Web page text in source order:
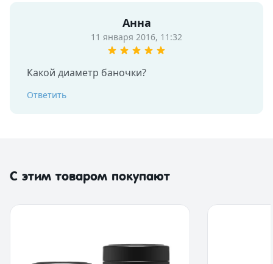
Анна
11 января 2016, 11:32
Какой диаметр баночки?
Ответить
С этим товаром покупают